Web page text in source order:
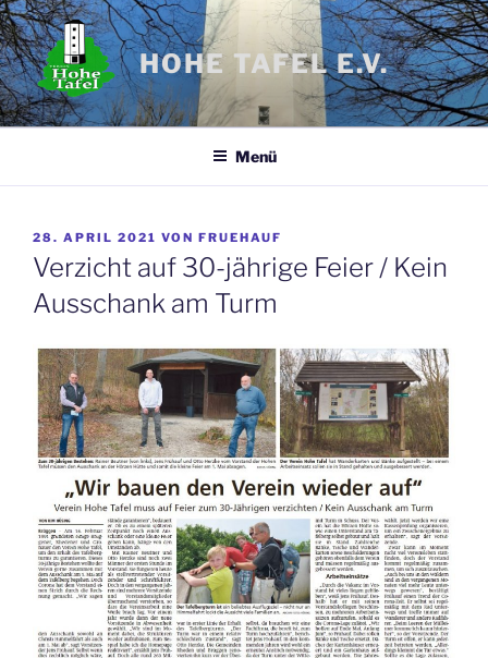
Zum
Inhalt
springen
HOHE TAFEL E.V.
Menü
VERÖFFENTLICHT
AM
28. APRIL 2021 VON FRUEHAUF
Verzicht auf 30-jährige Feier / Kein
Ausschank am Turm